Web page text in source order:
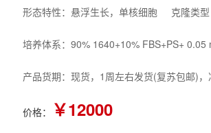
形态特性：悬浮生长，单核细胞 克隆类型
培养体系：90% 1640+10% FBS+PS+
产品货期：现货，1周左右发货(复苏包邮)
价格： ￥12000